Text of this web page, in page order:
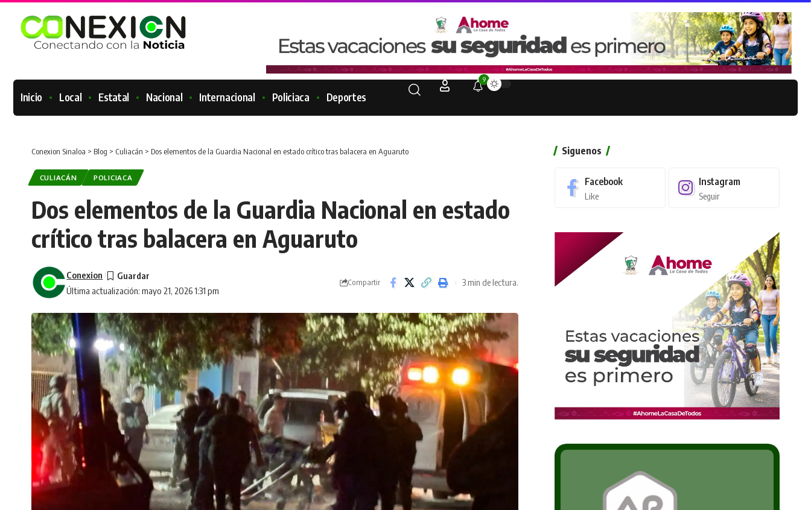
Inicio Local Estatal Nacional Internacional Policiaca Deportes
9
Conexion Sinaloa > Blog > Culiacán > Dos elementos de la Guardia Nacional en estado crítico tras balacera en Aguaruto
CULIACÁN POLICIACA
Dos elementos de la Guardia Nacional en estado
crítico tras balacera en Aguaruto
Última actualización: mayo 21, 2026 1:31 pm
Conexion
Compartir 3 min de lectura.
Siguenos
Facebook
Like
Instagram
Seguir